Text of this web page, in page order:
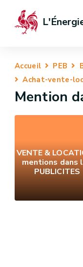
Accueil PEB
Achat-vente-
Mention
VENTE &
mentions dans
PUBLICITES